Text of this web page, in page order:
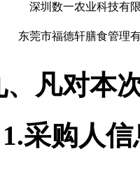
深圳数一农业科技有
东莞市福德轩膳食管理
、凡对本
1.采购人信